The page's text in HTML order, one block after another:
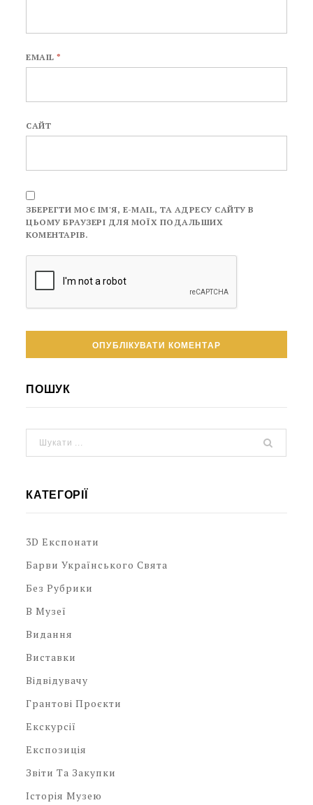
EMAIL*
САЙТ
ЗБЕРЕГТИ МОЄ ІМ'Я, E-MAIL, ТА АДРЕСУ САЙТУ В
ЦЬОМУ БРАУЗЕРІ ДЛЯ МОЇХ ПОДАЛЬШИХ
КОМЕНТАРІВ.
ПОШУК
КАТЕГОРІЇ
3D Експонати
Барви Українського Свята
Без Рубрики
В Музеї
Видання
Виставки
Відвідувачу
Грантові Проєкти
Екскурсії
Експозиція
Звіти Та Закупки
Історія Музею